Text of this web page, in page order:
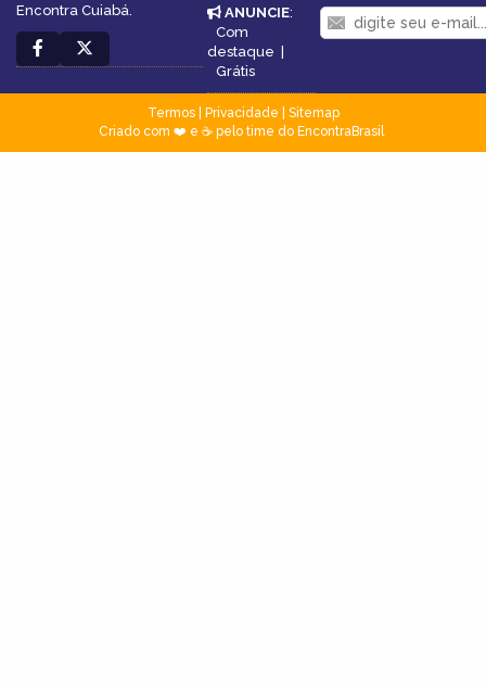
Encontra Cuiabá.
ANUNCIE:
Com
destaque |
Grátis
Termos| Privacidade
Sitemap
Criado com ❤️ e ☕ pelo time do EncontraBrasil